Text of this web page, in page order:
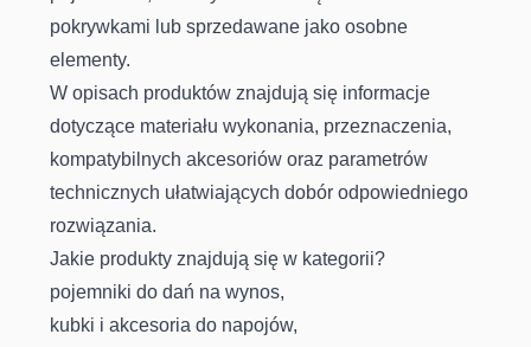
pokrywkami lub sprzedawane jako osobne
elementy.
W opisach produktów znajdują się informacje
dotyczące materiału wykonania, przeznaczenia,
kompatybilnych akcesoriów oraz parametrów
technicznych ułatwiających dobór odpowiedniego
rozwiązania.
Jakie produkty znajdują się w kategorii?
pojemniki do dań na wynos,
kubki i akcesoria do napojów,